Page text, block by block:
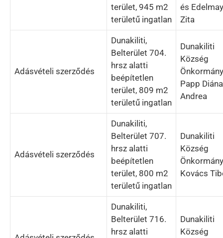
terület, 945 m2
területű ingatlan
és
Zita
Adásvételi szerződés
Dunakiliti,
Belterület 704.
hrsz alatti
beépítetlen
terület, 809 m2
területű ingatlan
Dunakiliti
Község
Papp Diána
Andrea
Adásvételi szerződés
Dunakiliti,
Belterület 707.
hrsz alatti
beépítetlen
terület, 800 m2
területű ingatlan
Dunakiliti
Község
Kovács
Dunakiliti,
Belterület 716.
hrsz alatti
Dunakiliti
Község